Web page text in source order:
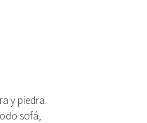
y piedra.
sofá,